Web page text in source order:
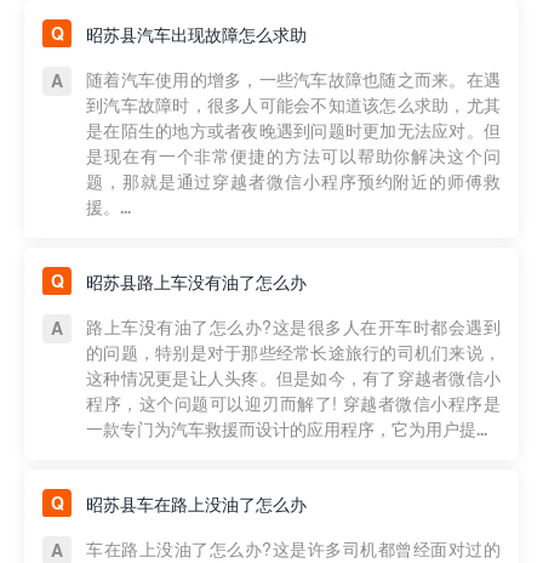
昭苏县汽车出现故障怎么求助
随着汽车使用的增多，一些汽车故障也随之而来。在遇
到汽车故障时，很多人可能会不知道该怎么求助，尤其
是在陌生的地方或者夜晚遇到问题时更加无法应对。但
是现在有一个非常便捷的方法可以帮助你解决这个问
题，那就是通过穿越者微信小程序预约附近的师傅救
援。...
昭苏县路上车没有油了怎么办
路上车没有油了怎么办?这是很多人在开车时都会遇到
的问题，特别是对于那些经常长途旅行的司机们来说，
这种情况更是让人头疼。但是如今，有了穿越者微信小
程序，这个问题可以迎刃而解了! 穿越者微信小程序是
一款专门为汽车救援而设计的应用程序，它为用户提...
昭苏县车在路上没油了怎么办
车在路上没油了怎么办?这是许多司机都曾经面对过的